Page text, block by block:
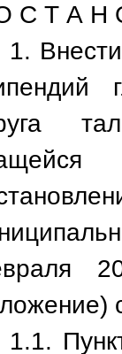
С Т А Н
1.
1.1.